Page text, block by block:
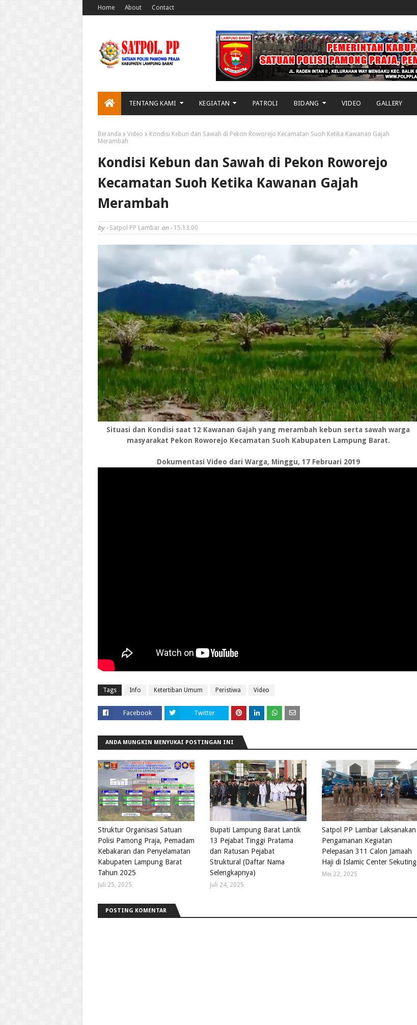
Home About Contact
TENTANG KAMI KEGIATAN PATROLI BIDANG VIDEO GALLERY
Beranda Video
Kondisi Kebun dan Sawah di Pekon Roworejo Kecamatan Suoh Ketika Kawanan Gajah
Merambah
Kondisi Kebun dan Sawah di Pekon Roworejo
Kecamatan Suoh Ketika Kawanan Gajah
Merambah
by - Satpol PP Lambar on - 15.13.00
Situasi dan Kondisi saat 12 Kawanan Gajah yang merambah kebun serta sawah warga
masyarakat Pekon Roworejo Kecamatan Suoh Kabupaten Lampung Barat.
Dokumentasi Video dari Warga, Minggu, 17 Februari 2019
Tags Info Ketertiban Umum Peristiwa Video
Facebook Twitter
ANDA MUNGKIN MENYUKAI POSTINGAN INI
Struktur Organisasi Satuan
Polisi Pamong Praja, Pemadam
Kebakaran dan Penyelamatan
Kabupaten Lampung Barat
Tahun 2025
Juli 25, 2025
Bupati Lampung Barat Lantik
13 Pejabat Tinggi Pratama
dan Ratusan Pejabat
Struktural (Daftar Nama
Selengkapnya)
Juli 24, 2025
Satpol PP Lambar Laksanakan
Pengamanan Kegiatan
Pelepasan 311 Calon Jamaah
Haji di Islamic Center Sekuting
Mei 22, 2025
POSTING KOMENTAR